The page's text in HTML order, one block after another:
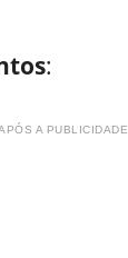
:
A PUBLICIDADE